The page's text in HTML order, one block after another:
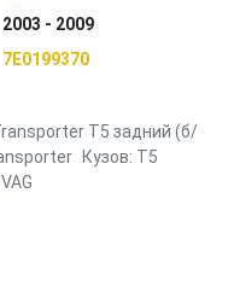
2003 - 2009
7E0199370
T5 задний (б/
Кузов: T5